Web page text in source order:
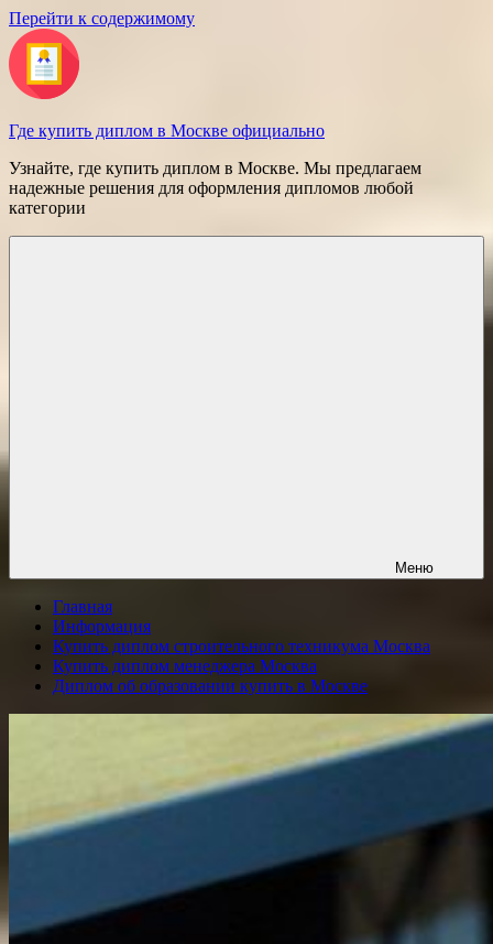
Перейти к содержимому
Где купить диплом в Москве официально
Узнайте, где купить диплом в Москве. Мы предлагаем
надежные решения для оформления дипломов любой
категории
Меню
Главная
Информация
Купить диплом строительного техникума Москва
Купить диплом менеджера Москва
Диплом об образовании купить в Москве